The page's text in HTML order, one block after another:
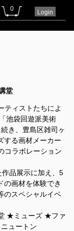
0 Login
堂
ティストたちによ
池袋回遊派美術
き、豊島区雑司ヶ
する画材メーカー
コラボレーション
品展示に加え、5
の画材を体験でき
のスペシャルイベ
★ミューズ ★ファ
ュートン